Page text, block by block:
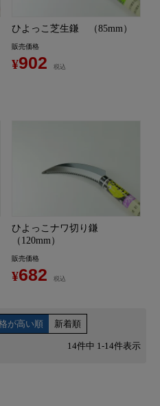
ひよっこ芝生鎌 （85mm）
販売価格
¥902 税込
ひよっこナワ切り鎌
（120mm）
販売価格
¥682 税込
が高い順 新着順
14件中 1 -14件表示